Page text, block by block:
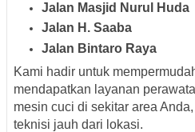
Jalan Masjid Nurul Huda
Jalan H. Saaba
Jalan Bintaro Raya
Kami hadir untuk
mendapatkan layanan
mesin cuci di sekitar area
teknisi jauh dari lokasi.